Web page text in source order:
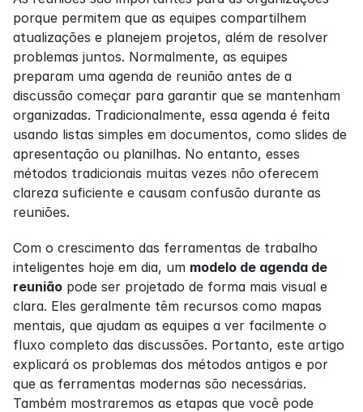
porque permitem que as equipes compartilhem
atualizações e planejem projetos, além de resolver
problemas juntos. Normalmente, as equipes
preparam uma agenda de reunião antes de a
discussão começar para garantir que se mantenham
organizadas. Tradicionalmente, essa agenda é feita
usando listas simples em documentos, como slides de
apresentação ou planilhas. No entanto, esses
métodos tradicionais muitas vezes não oferecem
clareza suficiente e causam confusão durante as
reuniões.
Com o crescimento das ferramentas de trabalho
inteligentes hoje em dia, um modelo de agenda de
reunião pode ser projetado de forma mais visual e
clara. Eles geralmente têm recursos como mapas
mentais, que ajudam as equipes a ver facilmente o
fluxo completo das discussões. Portanto, este artigo
explicará os problemas dos métodos antigos e por
que as ferramentas modernas são necessárias.
Também mostraremos as etapas que você pode